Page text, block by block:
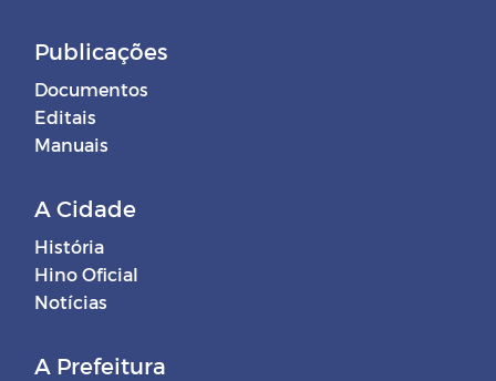
Publicações
Documentos
Editais
Manuais
A Cidade
História
Hino Oficial
Notícias
A Prefeitura